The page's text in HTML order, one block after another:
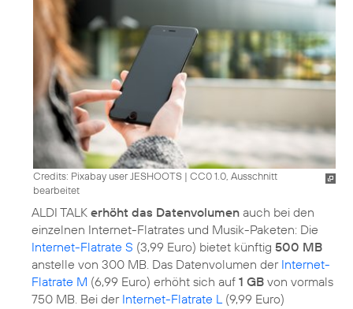
Credits: Pixabay user JESHOOTS | CC0 1.0, Ausschnitt
bearbeitet
ALDI TALK erhöht das Datenvolumen auch bei den
einzelnen Internet-Flatrates und Musik-Paketen: Die
Internet-Flatrate S (3,99 Euro) bietet künftig 500 MB
anstelle von 300 MB. Das Datenvolumen der Internet-
Flatrate M (6,99 Euro) erhöht sich auf 1 GB von vormals
750 MB. Bei der Internet-Flatrate L(9,99 Euro)